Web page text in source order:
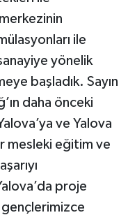
ile
yönelik
başladık. Sayın
daha önceki
ve Yalova
mesleki eğitim ve
proje
gençlerimizce